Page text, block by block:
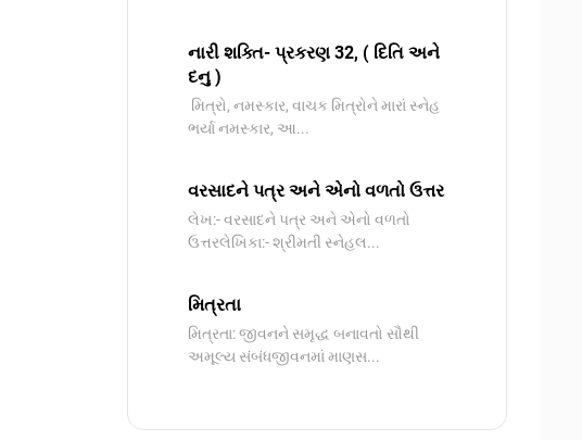
નારી શક્તિ- પ્રકરણ 32, ( દિતિ અને
દનુ )
મિત્રો, નમસ્કાર, વાચક મિત્રોને મારાં સ્નેહ
ભર્યા નમસ્કાર, આ...
વરસાદને પત્ર અને એનો વળતો ઉત્તર
લેખ:- વરસાદને પત્ર અને એનો વળતો
ઉત્તરલેખિકા:- શ્રીમતી સ્નેહલ...
મિત્રતા
મિત્રતા: જીવનને સમૃદ્ધ બનાવતો સૌથી
અમૂલ્ય સંબંધજીવનમાં માણસ...